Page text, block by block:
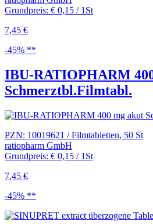
Grundpreis: € 0,15 / 1St
7,45 €
-45% **
IBU-RATIOPHARM
Schmerztbl.Filmtabl.
PZN: 10019621 / Filmtabletten, 50 St
ratiopharm GmbH
Grundpreis: € 0,15 / 1St
7,45 €
-45% **